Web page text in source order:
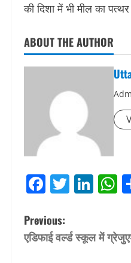
की दिशा में भी मील का पत्थर
ABOUT THE AUTHOR
Facebook
Twitter
P
o
Previous:
एडिफाई वर्ल्ड स्कूल में